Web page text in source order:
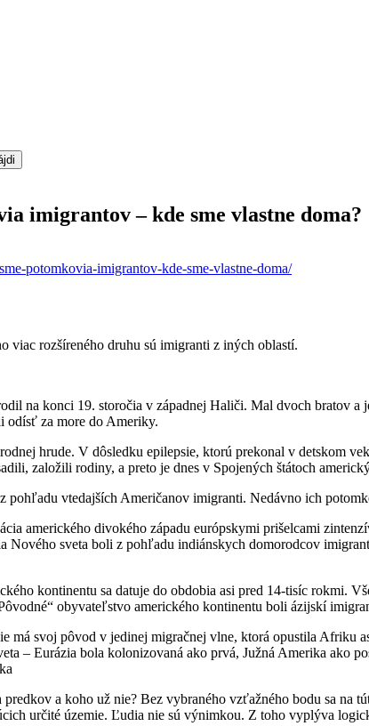
imigrantov – kde sme vlastne doma?
potomkovia-imigrantov-kde-sme-vlastne-doma/
viac rozšíreného druhu sú imigranti z iných oblastí.
na konci 19. storočia v západnej Haliči. Mal dvoch bratov
odísť za more do Ameriky.
hrude. V dôsledku epilepsie, ktorú prekonal v detskom
založili rodiny, a preto je dnes v Spojených štátoch
pohľadu vtedajších Američanov imigranti. Nedávno ich
amerického divokého západu európskymi prišelcami
Nového sveta boli z pohľadu indiánskych domorodcov
kontinentu sa datuje do obdobia asi pred 14-tisíc
obyvateľstvo amerického kontinentu boli ázijskí
má svoj pôvod v jedinej migračnej vlne, ktorá opustila
– Eurázia bola kolonizovaná ako prvá, Južná Amerika ako
a koho už nie? Bez vybraného vzťažného bodu sa
určité územie. Ľudia nie sú výnimkou. Z toho vyplýva